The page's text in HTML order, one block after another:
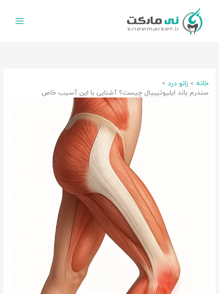
خانه
زانو درد
سندرم باند ایلیوتیبیال چیست؟ آشنایی با این آسیب خاص